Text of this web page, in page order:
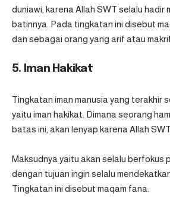
duniawi, karena Allah SWT selalu hadir
batinnya. Pada tingkatan ini disebut
dan sebagai orang yang arif atau
5. Iman Hakikat
Tingkatan iman manusia yang terakhir
yaitu iman hakikat. Dimana seorang
batas ini, akan lenyap karena Allah SWT.
Maksudnya yaitu akan selalu berfokus
dengan tujuan ingin selalu
Tingkatan ini disebut maqam fana.